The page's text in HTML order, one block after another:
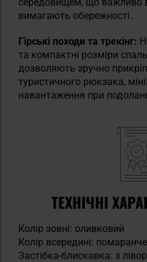
вимагають обережності.
Гірські походи та трекінг:
та компактні розміри
дозволяють зручно
туристичного рюкзака,
навантаження при
ТЕХНІЧНІ
Колір зовні: оливковий
Колір всередині:
Застібка-блискавка: з